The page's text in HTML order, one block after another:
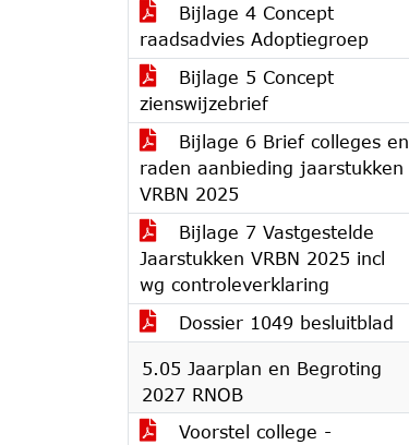
Bijlage 4 Concept
raadsadvies Adoptiegroep
Bijlage 5 Concept
zienswijzebrief
Bijlage 6 Brief colleges en
raden aanbieding jaarstukken
VRBN 2025
Bijlage 7 Vastgestelde
Jaarstukken VRBN 2025 incl
wg controleverklaring
Dossier 1049 besluitblad
5.05 Jaarplan en Begroting
2027 RNOB
Voorstel college -